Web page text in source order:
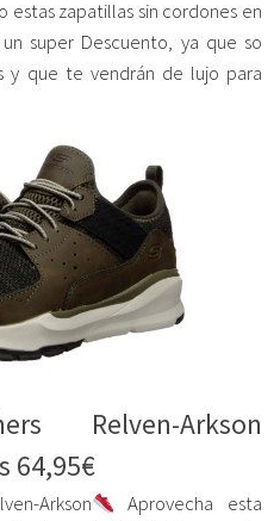
estas zapatillas sin cordones en
super Descuento, ya que so
y que te vendrán de lujo para
Relven-Arkson
64,95€
Arkson
Aprovecha esta